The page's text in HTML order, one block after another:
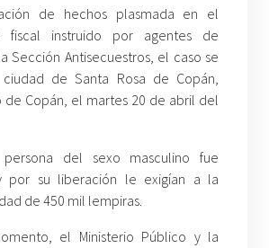
de hechos plasmada en el
fiscal instruido por agentes de
Sección Antisecuestros, el caso se
de Santa Rosa de Copán,
Copán, el martes 20 de abril del
del sexo masculino fue
por su liberación le exigían a la
de 450 mil lempiras.
el Ministerio Público y la